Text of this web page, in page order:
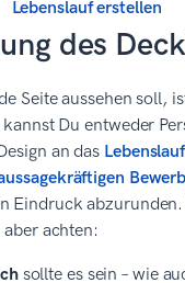
Lebenslauf erstellen
des
Seite aussehen soll,
kannst Du entweder
an das
Eindruck
achten:
sollte es sein – wie